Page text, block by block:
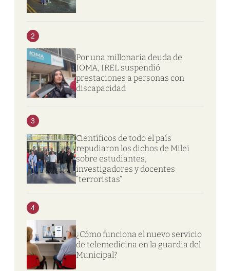
2
Por una millonaria deuda de
IOMA, IREL suspendió
prestaciones a personas con
discapacidad
3
Científicos de todo el país
repudiaron los dichos de Milei
sobre estudiantes,
investigadores y docentes
“terroristas”
4
¿Cómo funciona el nuevo servicio
de telemedicina en la guardia del
Municipal?